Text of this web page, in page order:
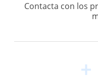
Contacta con los